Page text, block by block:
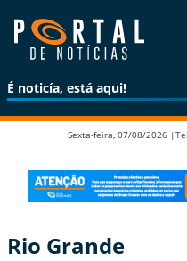
É noticía, está aqui!
Sexta-feira, 07/08/2026 |
Rio Grande